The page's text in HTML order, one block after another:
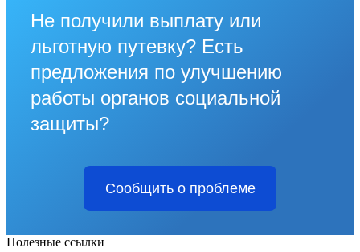
Не получили выплату или
льготную путевку? Есть
предложения по улучшению
работы органов социальной
защиты?
Сообщить о проблеме
Полезные ссылки